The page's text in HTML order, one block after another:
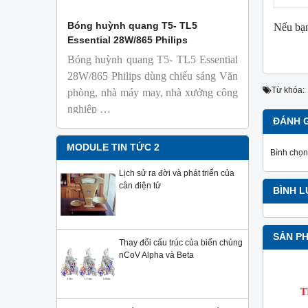
Bóng huỳnh quang T5- TL5
Essential 28W/865 Philips
Bóng huỳnh quang T5- TL5 Essential
28W/865 Philips dùng chiếu sáng Văn
phòng, nhà máy may, nhà xưởng công
nghiệp …
Bóng
phỏng
nhiên
Với độ
sử
Philips,
MODULE TIN TỨC 2
Lịch sử ra đời và phát triển của
cân điện tử
Thay đổi cấu trúc của biến chủng
nCoV Alpha và Beta
Nếu
Từ khóa:
ĐÁNH
Bình
BÌNH
SẢN